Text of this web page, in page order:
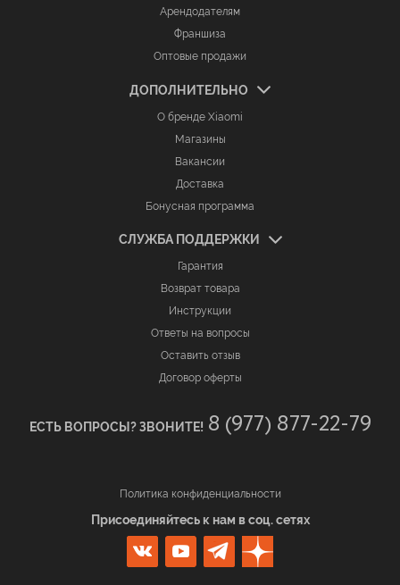
Арендодателям
Франшиза
Оптовые продажи
ДОПОЛНИТЕЛЬНО
О бренде Xiaomi
Магазины
Вакансии
Доставка
Бонусная программа
СЛУЖБА ПОДДЕРЖКИ
Гарантия
Возврат товара
Инструкции
Ответы на вопросы
Оставить отзыв
Договор оферты
ЕСТЬ ВОПРОСЫ? ЗВОНИТЕ! 8 (977) 877-22-79
Политика конфиденциальности
Присоединяйтесь к нам в соц. сетях